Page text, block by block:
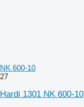
NK 600-10
27
Hardi 1301 NK 600-10